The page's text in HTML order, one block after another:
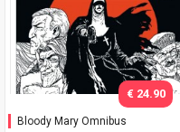
Bloody Mary Omnibus
€ 24.90